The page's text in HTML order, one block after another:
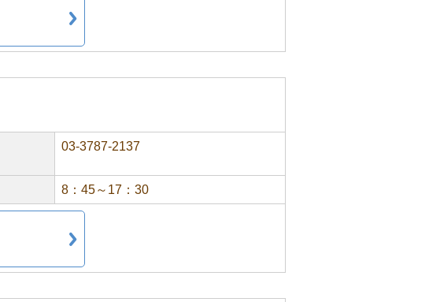
03-3787-2137
8：45～17：30